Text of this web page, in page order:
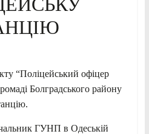
“Поліцейський офіцер
Болградського району
ГУНП в Одеській